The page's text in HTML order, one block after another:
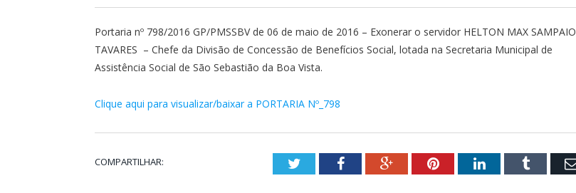
Portaria nº 798/2016 GP/PMSSBV de 06 de maio de 2016 – Exonerar o servidor HELTON MAX SAMPAIO
TAVARES – Chefe da Divisão de Concessão de Benefícios Social, lotada na Secretaria Municipal de
Assistência Social de São Sebastião da Boa Vista.
Clique aqui para visualizar/baixar a PORTARIA Nº_798
COMPARTILHAR: TwitterFacebookGoogle+PinterestLinkedInTumblr